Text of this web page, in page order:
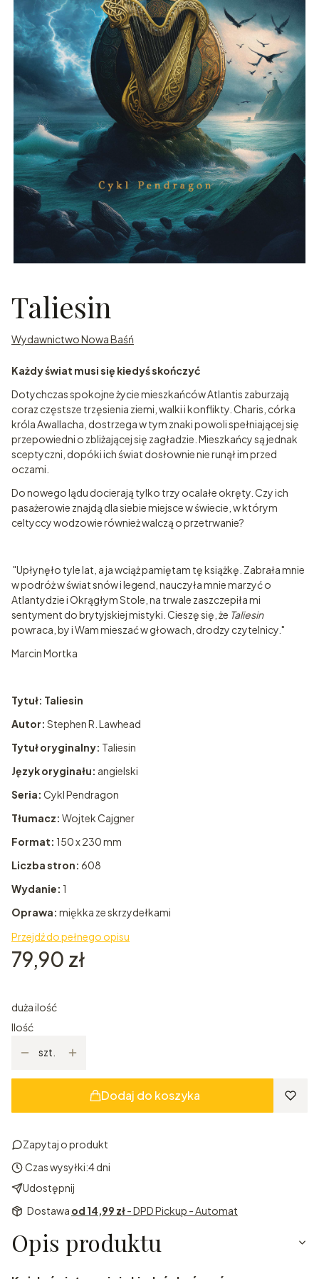
Taliesin
Wydawnictwo Nowa Baśń
Każdy świat musi się kiedyś skończyć
Dotychczas spokojne życie mieszkańców Atlantis zaburzają
coraz częstsze trzęsienia ziemi, walki i konflikty. Charis, córka
króla Awallacha, dostrzega w tym znaki powoli spełniającej się
przepowiedni o zbliżającej się zagładzie. Mieszkańcy są jednak
sceptyczni, dopóki ich świat dosłownie nie runął im przed
oczami.
Do nowego lądu docierają tylko trzy ocalałe okręty. Czy ich
pasażerowie znajdą dla siebie miejsce w świecie, w którym
celtyccy wodzowie również walczą o przetrwanie?
"Upłynęło tyle lat, a ja wciąż pamiętam tę książkę. Zabrała mnie
w podróż w świat snów i legend, nauczyła mnie marzyć o
Atlantydzie i Okrągłym Stole, na trwale zaszczepiła mi
sentyment do brytyjskiej mistyki. Cieszę się, że Taliesin
powraca, by i Wam mieszać w głowach, drodzy czytelnicy."
Marcin Mortka
Tytuł: Taliesin
Autor: Stephen R. Lawhead
Tytuł oryginalny: Taliesin
Język oryginału: angielski
Seria: Cykl Pendragon
Tłumacz: Wojtek Cajgner
Format: 150 x 230 mm
Liczba stron: 608
Wydanie: 1
Oprawa: miękka ze skrzydełkami
Przejdź do pełnego opisu
Cena
79,90 zł
duża ilość
Ilość
szt.
Dodaj do koszyka
Zapytaj o produkt
Czas wysyłki:4 dni
Udostępnij
Dostawa od 14,99 zł- DPD Pickup - Automat
Opis produktu